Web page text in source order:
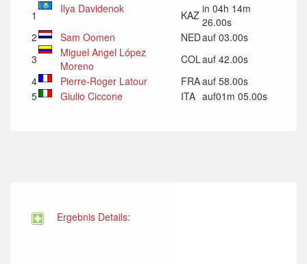
1 Ilya Davidenok KAZ in 04h 14m
26.00s
2
Sam Oomen NEDauf 03.00s
3
Miguel Angel López
Moreno
COLauf 42.00s
4
Pierre-Roger Latour FRAauf 58.00s
5
Giulio Ciccone ITA auf01m 05.00s
Ergebnis Details: